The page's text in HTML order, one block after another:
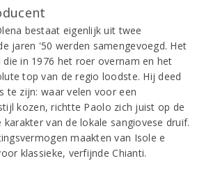
bestaat eigenlijk uit twee
jaren '50 werden samengevoegd. Het
in 1976 het roer overnam en het
top van de regio loodste. Hij deed
te zijn: waar velen voor een
kozen, richtte Paolo zich juist op de
van de lokale sangiovese druif.
maakten van Isole e
klassieke, verfijnde Chianti.